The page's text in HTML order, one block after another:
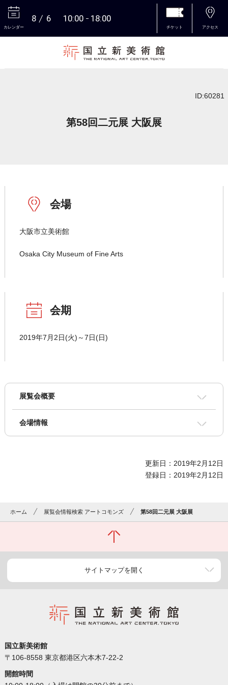
カレンダー
8 6 10:00 18:00
チケット アクセス
ID:60281
第58回二元展 大阪展
会場
大阪市立美術館
Osaka City Museum of Fine Arts
会期
2019年7月2日(火)～7日(日)
展覧会概要
会場情報
更新日：2019年2月12日
登録日：2019年2月12日
ホーム 展覧会情報検索 アートコモンズ 第58回二元展 大阪展
サイトマップを開く
国立新美術館
〒106-8558 東京都港区六本木7-22-2
開館時間